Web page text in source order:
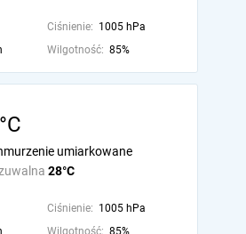
Ciśnienie: 1005 hPa
Wilgotność: 85%
28°C
umiarkowane
Ciśnienie: 1005 hPa
Wilgotność: 85%